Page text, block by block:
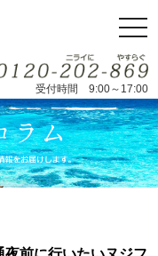
受付時間 9:00～17:00